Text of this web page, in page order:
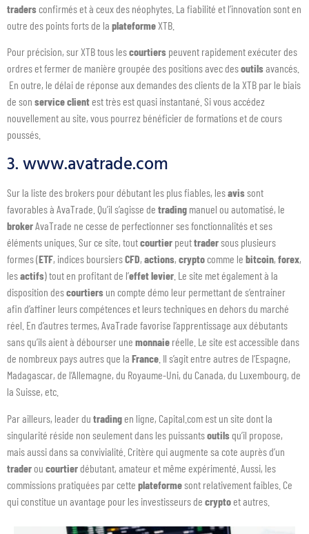
tradersconfirmés et à ceux des néophytes. La fiabilité et l’innovation sont en
outre des points forts de la plateformeXTB.
Pour précision, sur XTB tous lescourtiers peuvent rapidement exécuter des
ordres et fermer de manière groupée des positions avec desoutilsavancés.
En outre, le délai de réponse aux demandes des clients de la XTB par le biais
de son service clientest très est quasi instantané. Si vous accédez
nouvellement au site, vous pourrez bénéficier de formations et de cours
poussés.
3. www.avatrade.com
Sur la liste des brokers pour débutant les plus fiables, lesavissont
favorables à AvaTrade. Qu’il s’agisse de trading manuel ou automatisé, le
brokerAvaTrade ne cesse de perfectionner ses fonctionnalités et ses
éléments uniques. Sur ce site, toutcourtier peuttradersous plusieurs
formes (ETF, indices boursiersCFD, actions, cryptocomme le bitcoin, forex,
lesactifs) tout en profitant de l’effet levier . Le site met également à la
disposition descourtiers un compte démo leur permettant de s’entrainer
afin d’affiner leurs compétences et leurs techniques en dehors du marché
réel. En d’autres termes, AvaTrade favorise l’apprentissage aux débutants
sans qu’ils aient à débourser une monnaie réelle. Le site est accessible dans
de nombreux pays autres que la France . Il s’agit entre autres de l’Espagne,
Madagascar, de l’Allemagne, du Royaume-Uni, du Canada, du Luxembourg, de
la Suisse, etc.
Par ailleurs, leader du tradingen ligne, Capital.com est un site dont la
singularité réside non seulement dans les puissantsoutilsqu’il propose,
mais aussi dans sa convivialité. Critère qui augmente sa cote auprès d’un
traderou courtierdébutant, amateur et même expérimenté. Aussi, les
commissions pratiquées par cette plateformesont relativement faibles. Ce
qui constitue un avantage pour les investisseurs de cryptoet autres.